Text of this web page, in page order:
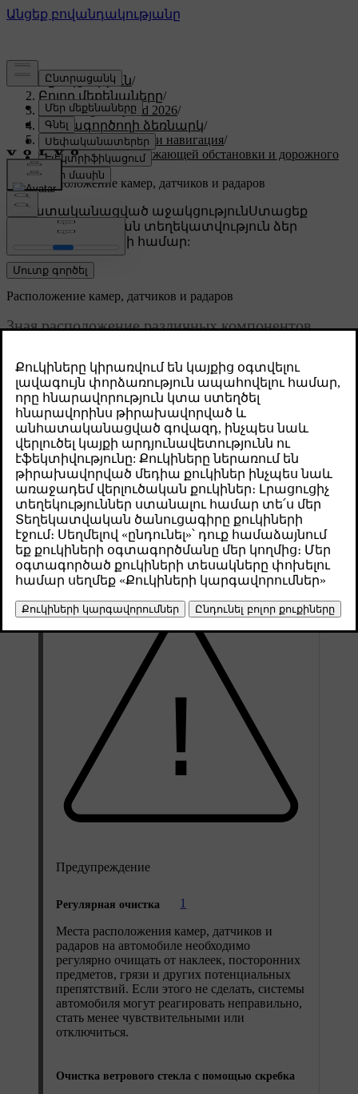
Աջակցություն/
Բոլոր մեքենաները/
XC60 Plug-in Hybrid 2026/
Օգտագործողի ձեռնարկ/
Поддержка водителя и навигация/
Обнаружение окружающей обстановки и дорожного
движения/
Расположение камер, датчиков и радаров
Անհատականացված աջակցությունՍտացեք
համապատասխան տեղեկատվություն ձեր
կոնկրետ մեքենայի համար:
Մուտք գործել
Թարմացված 01.08.2025
Расположение камер, датчиков и радаров
Зная расположение различных компонентов,
окружающей обстановки, вы сможете уберечь их
от грязи, препятствий и случайных повреждений.
Многие функции поддержки водителя в автомобиле
используют данные компонентов, которые сканируют и
отображают обстановку вокруг автомобиля, таких как
камеры, датчики и радары. В этом разделе нет описаний
каждого компонента и точных данных о его расположении.
Однако в нем дано общее представление о том, где они
расположены. Области, отмеченные в этом разделе,очень
важно содержать в чистоте. Кроме того, повреждение этих
областей может повлиять на функции, использующие данные
расположенных там компонентов.
Предупреждение
Регулярная очистка
Места расположения камер, датчиков и
радаров на автомобиле необходимо
регулярно очищать от наклеек, посторонних
предметов, грязи и других потенциальных
препятствий. Если этого не сделать, системы
автомобиля могут реагировать неправильно,
стать менее чувствительными или
отключиться.
Очистка ветрового стекла с помощью скребка
1